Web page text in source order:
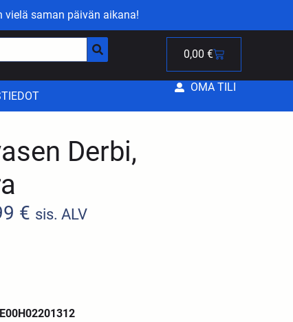
vielä saman päivän aikana!
0,00 €
OMA TILI
Derbi,
€ sis. ALV